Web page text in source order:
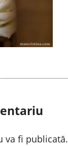
va fi publicată.